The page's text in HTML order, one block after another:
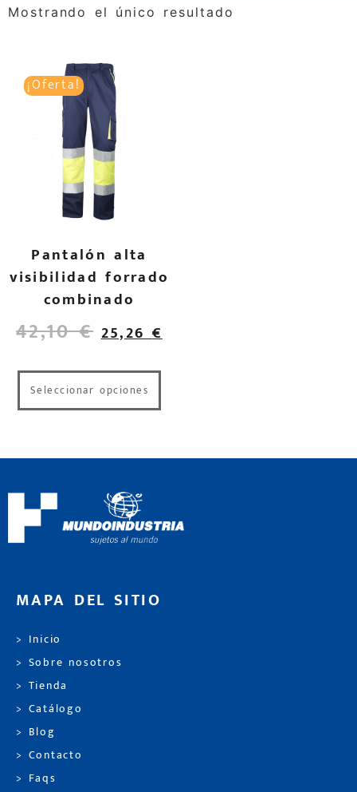
Mostrando el único resultado
¡Oferta!
Pantalón alta
visibilidad forrado
combinado
42,10€ 25,26€
Seleccionar opciones
MAPA DEL SITIO
> Inicio
> Sobre nosotros
> Tienda
> Catálogo
> Blog
> Contacto
> Faqs